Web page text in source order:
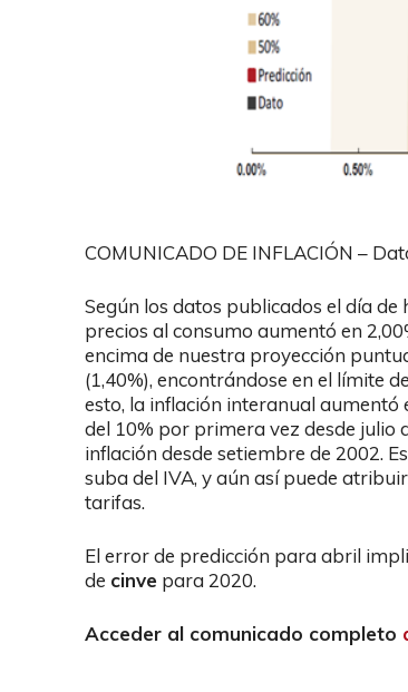
COMUNICADO DE INFLACIÓN –
Según los datos publicados el día de
precios al consumo aumentó en
encima de nuestra proyección
(1,40%), encontrándose en el límite
esto, la inflación interanual aumentó
del 10% por primera vez desde julio
inflación desde setiembre de 2002.
suba del IVA, y aún así puede
tarifas.
El error de predicción para abril
de cinve para 2020.
Acceder al comunicado completo